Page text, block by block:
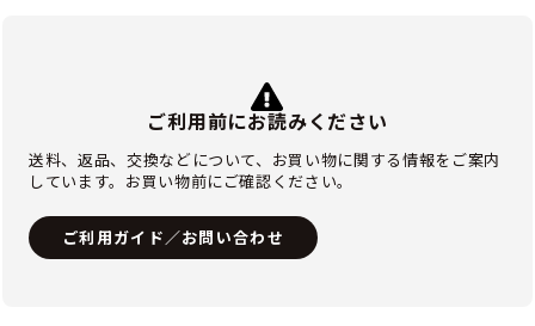
ご利用前にお読みください
送料、返品、交換などについて、お買い物に関する情報をご案内
しています。お買い物前にご確認ください。
ご利用ガイド／お問い合わせ